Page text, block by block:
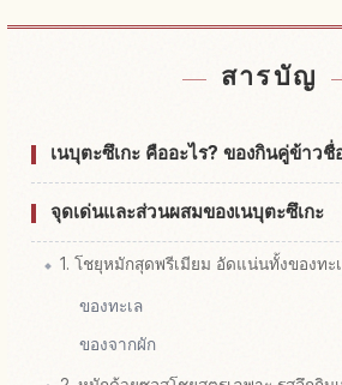
สารบัญ
เนบุตะซึเกะ คืออะไร? ของกินคู่ข้าวชื่
จุดเด่นและส่วนผสมของเนบุตะซึเกะ
1. โชยุหมักสุดพรีเมียม อัดแน่นทั้งของทะ
ของทะเล
ของจากผัก